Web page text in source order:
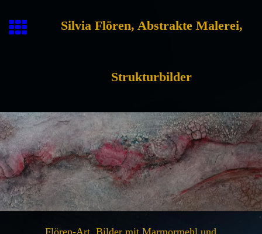
Silvia Flören, Abstrakte Malerei,
Strukturbilder
Flören-Art, Bilder mit Marmormehl und